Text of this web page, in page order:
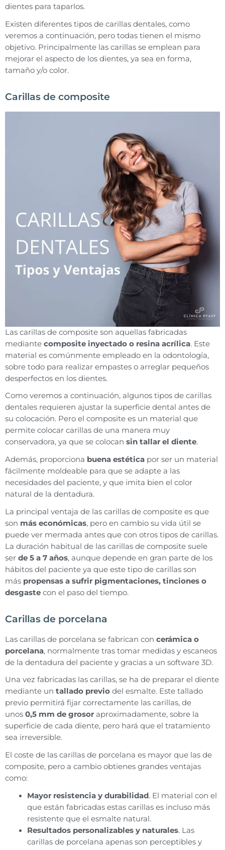
dientes para taparlos.
Existen diferentes tipos de carillas dentales, como
veremos a continuación, pero todas tienen el mismo
objetivo. Principalmente las carillas se emplean para
mejorar el aspecto de los dientes, ya sea en forma,
tamaño y/o color.
Carillas de composite
Las carillas de composite son aquellas fabricadas
mediante composite inyectado o resina acrílica. Este
material es comúnmente empleado en la odontología,
sobre todo para realizar empastes o arreglar pequeños
desperfectos en los dientes.
Como veremos a continuación, algunos tipos de carillas
dentales requieren ajustar la superficie dental antes de
su colocación. Pero el composite es un material que
permite colocar carillas de una manera muy
conservadora, ya que se colocan sin tallar el diente.
Además, proporciona buena estética por ser un material
fácilmente moldeable para que se adapte a las
necesidades del paciente, y que imita bien el color
natural de la dentadura.
La principal ventaja de las carillas de composite es que
son más económicas, pero en cambio su vida útil se
puede ver mermada antes que con otros tipos de carillas.
La duración habitual de las carillas de composite suele
ser de 5 a 7 años, aunque depende en gran parte de los
hábitos del paciente ya que este tipo de carillas son
más propensas a sufrir pigmentaciones, tinciones o
desgaste con el paso del tiempo.
Carillas de porcelana
Las carillas de porcelana se fabrican con cerámica o
porcelana, normalmente tras tomar medidas y escaneos
de la dentadura del paciente y gracias a un software 3D.
Una vez fabricadas las carillas, se ha de preparar el diente
mediante un tallado previo del esmalte. Este tallado
previo permitirá fijar correctamente las carillas, de
unos 0,5 mm de grosor aproximadamente, sobre la
superficie de cada diente, pero hará que el tratamiento
sea irreversible.
El coste de las carillas de porcelana es mayor que las de
composite, pero a cambio obtienes grandes ventajas
como:
Mayor resistencia y durabilidad. El material con el
que están fabricadas estas carillas es incluso más
resistente que el esmalte natural.
Resultados personalizables y naturales. Las
carillas de porcelana apenas son perceptibles y